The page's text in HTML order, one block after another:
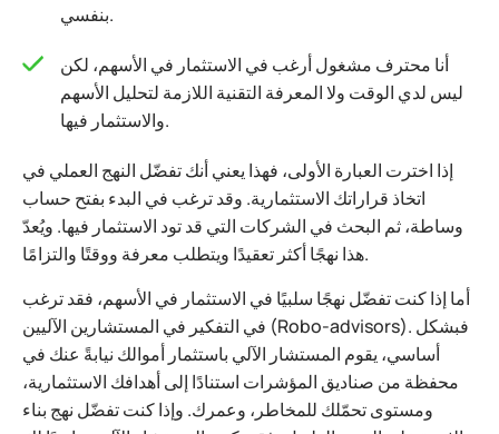
بنفسي.
أنا محترف مشغول أرغب في الاستثمار في الأسهم، لكن
ليس لدي الوقت ولا المعرفة التقنية اللازمة لتحليل الأسهم
والاستثمار فيها.
إذا اخترت العبارة الأولى، فهذا يعني أنك تفضّل النهج العملي في
اتخاذ قراراتك الاستثمارية. وقد ترغب في البدء بفتح حساب
وساطة، ثم البحث في الشركات التي قد تود الاستثمار فيها. ويُعدّ
هذا نهجًا أكثر تعقيدًا ويتطلب معرفة ووقتًا والتزامًا.
أما إذا كنت تفضّل نهجًا سلبيًا في الاستثمار في الأسهم، فقد ترغب
في التفكير في المستشارين الآليين (Robo-advisors). فبشكل
أساسي، يقوم المستشار الآلي باستثمار أموالك نيابةً عنك في
محفظة من صناديق المؤشرات استنادًا إلى أهدافك الاستثمارية،
ومستوى تحمّلك للمخاطر، وعمرك. وإذا كنت تفضّل نهج بناء